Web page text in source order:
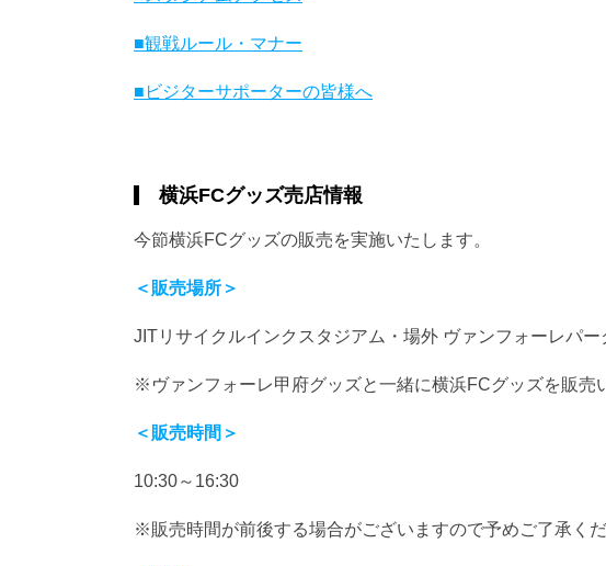
■観戦ルール・マナー
■ビジターサポーターの皆様へ
横浜FCグッズ売店情報
今節横浜FCグッズの販売を実施いたします。
＜販売場所＞
JITリサイクルインクスタジアム・場外 ヴァンフォーレパ
※ヴァンフォーレ甲府グッズと一緒に横浜FCグッズを販売
＜販売時間＞
10:30～16:30
※販売時間が前後する場合がございますので予めご了承くだ